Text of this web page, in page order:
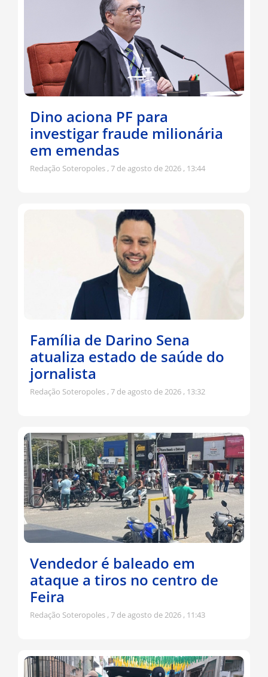
Dino aciona PF para
investigar fraude milionária
em emendas
Redação Soteropoles 7 de agosto de 2026 13:44
Família de Darino Sena
atualiza estado de saúde do
jornalista
Redação Soteropoles 7 de agosto de 2026 13:32
Vendedor é baleado em
ataque a tiros no centro de
Feira
Redação Soteropoles 7 de agosto de 2026 11:43